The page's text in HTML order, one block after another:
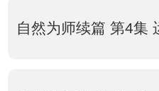
自然为师续篇 第4集